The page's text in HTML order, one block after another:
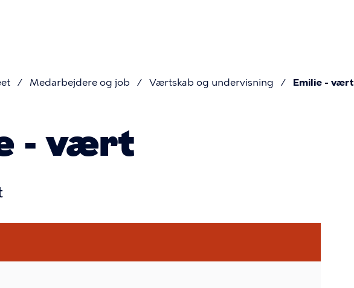
Medarbejdere og job Værtskab og undervisning Emilie - vært
- vært